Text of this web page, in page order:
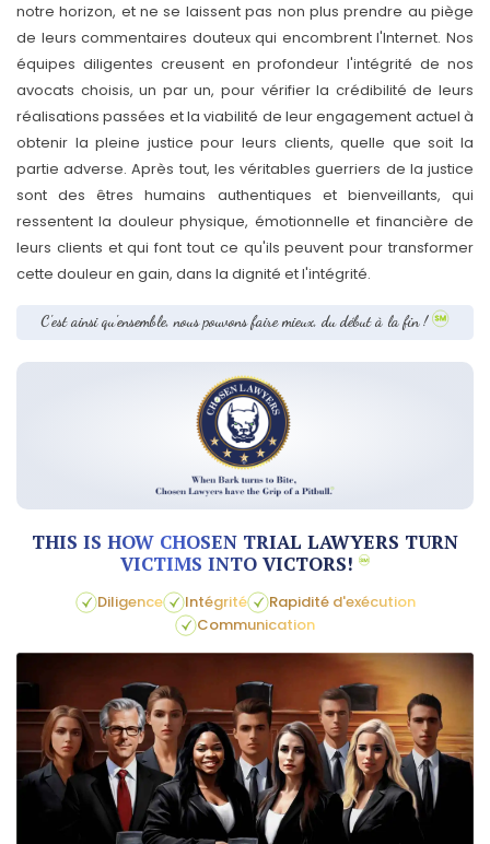
notre horizon, et ne se laissent pas non plus prendre au piège
de leurs commentaires douteux qui encombrent l'Internet. Nos
équipes diligentes creusent en profondeur l'intégrité de nos
avocats choisis, un par un, pour vérifier la crédibilité de leurs
réalisations passées et la viabilité de leur engagement actuel à
obtenir la pleine justice pour leurs clients, quelle que soit la
partie adverse. Après tout, les véritables guerriers de la justice
sont des êtres humains authentiques et bienveillants, qui
ressentent la douleur physique, émotionnelle et financière de
leurs clients et qui font tout ce qu'ils peuvent pour transformer
cette douleur en gain, dans la dignité et l'intégrité.
C'est ainsi qu'ensemble, nous pouvons faire mieux, du début à la fin !
THIS IS HOW CHOSEN TRIAL LAWYERS TURN
VICTIMS INTO VICTORS!
Diligence Intégrité
Rapidité d'exécution
Communication